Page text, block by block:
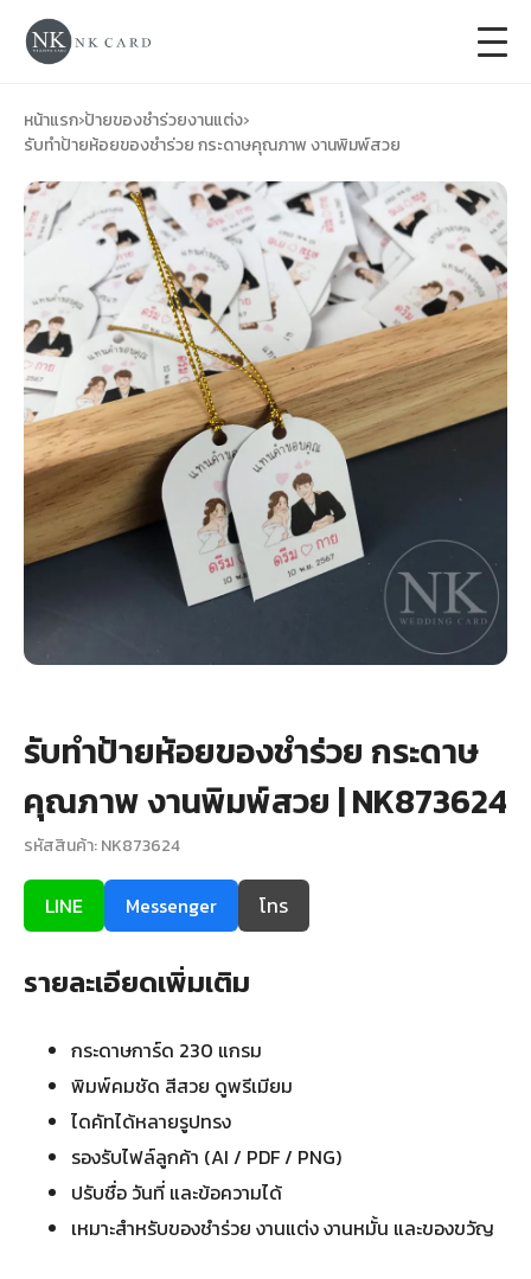
การ์ดแต่งงาน
ของชำร่วยงานแต่ง +
ของรับไหว้ +
ป้ายของชำร่วยงานแต่ง +
การ์ดงานบวช
การ์ดขึ้นบ้านใหม่
ซองเปล่า
รับพิมพ์หน้าซอง
Wax Seal Sticker | สติกเกอร์ตราครั่งปิดซอง
รีวิว
เกี่ยวกับเรา
บทความ
หน้าแรก›ป้ายของชำร่วยงานแต่ง›
รับทำป้ายห้อยของชำร่วย กระดาษคุณภาพ งานพิมพ์สวย
รับทำป้ายห้อยของชำร่วย กระดาษ
คุณภาพ งานพิมพ์สวย | NK873624
รหัสสินค้า: NK873624
LINE Messenger โทร
รายละเอียดเพิ่มเติม
กระดาษการ์ด 230 แกรม
พิมพ์คมชัด สีสวย ดูพรีเมียม
ไดคัทได้หลายรูปทรง
รองรับไฟล์ลูกค้า (AI / PDF / PNG)
ปรับชื่อ วันที่ และข้อความได้
เหมาะสำหรับของชำร่วย งานแต่ง งานหมั้น และของขวัญ